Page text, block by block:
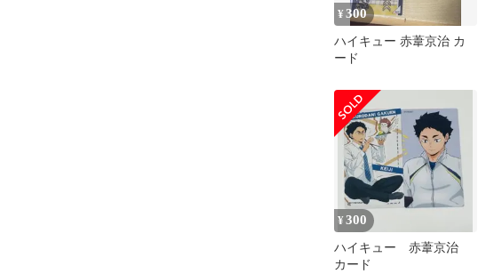
¥300
ハイキュー 赤葦京治 カ
ード
¥300
ハイキュー 赤葦京治
カード